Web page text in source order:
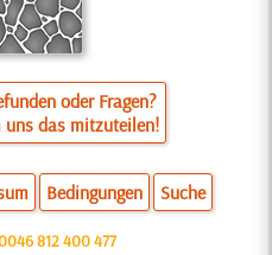
oder Fragen?
uns das mitzuteilen!
Bedingungen Suche
812 400 477